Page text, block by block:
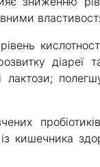
діареї
лактози;
кишечника